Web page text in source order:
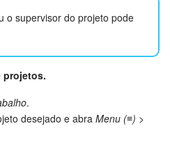
para RH
o supervisor do projeto pode
projetos.
.
desejado e abra Menu (≡) >